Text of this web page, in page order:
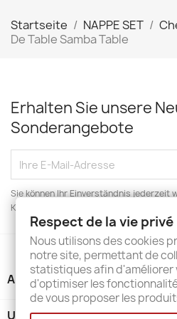
Startseite NAPPE SET
De Table Samba Table
Erhalten Sie unsere
Sonderangebote
Sie können Ihr Einverständnis jederzeit
Kontaktinformationen finden Sie u. a. in
ARTIKEL
UNTERNEHMEN
Respect de la vie privé
Nous utilisons des cookies
notre site, permettant de
statistiques afin d'améliorer
d'optimiser les
de vous proposer les